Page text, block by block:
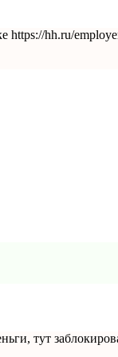
https://hh.ru/
тут